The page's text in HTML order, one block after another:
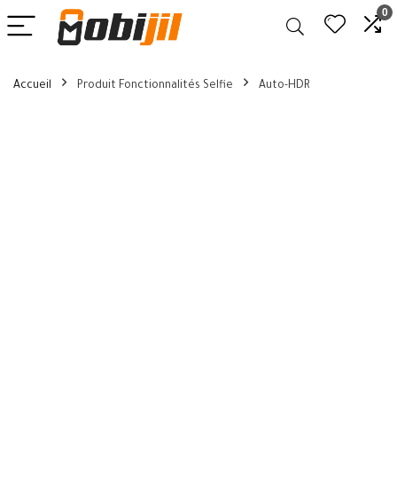
0
Accueil Produit Fonctionnalités Selfie Auto-HDR